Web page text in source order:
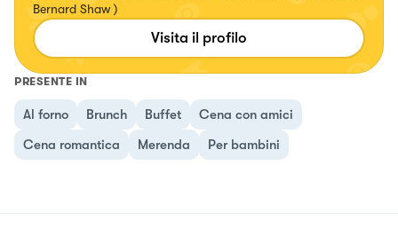
Bernard Shaw )
Visita il profilo
PRESENTE IN
Al forno Brunch Buffet
Cena con amici
Cena romantica
Merenda Per bambini